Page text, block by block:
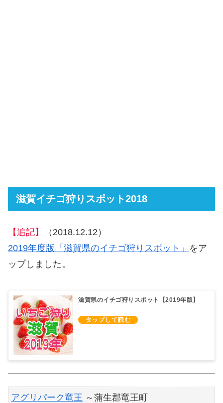
滋賀イチゴ狩りスポット2018
【追記】
（2018.12.12）
2019年度版「滋賀県のイチゴ狩りスポット」 をア
ップしました。
滋賀県のイチゴ狩りスポット【2019年版】
アグリパーク竜王 ～蒲生郡竜王町